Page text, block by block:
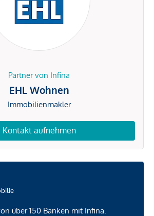
Partner von Infina
EHL Wohnen
Immobilienmakler
Kontakt aufnehmen
über 150 Banken mit Infina.